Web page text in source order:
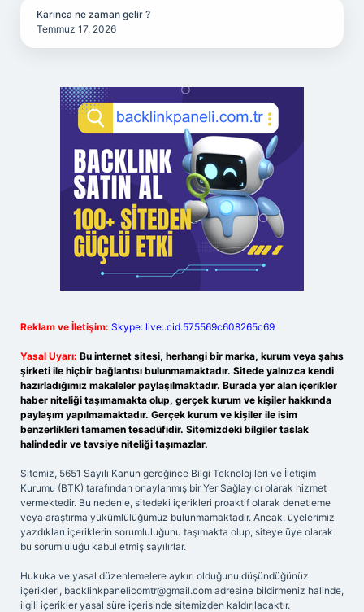
Karınca ne zaman gelir ?
Temmuz 17, 2026
Reklam ve İletişim: Skype: live:.cid.575569c608265c69
Yasal Uyarı: Bu internet sitesi, herhangi bir marka, kurum veya şahıs
şirketi ile hiçbir bağlantısı bulunmamaktadır. Sitede yalnızca kendi
hazırladığımız makaleler paylaşılmaktadır. Burada yer alan içerikler
haber niteliği taşımamakta olup, gerçek kurum ve kişiler hakkında
paylaşım yapılmamaktadır. Gerçek kurum ve kişiler ile isim
benzerlikleri tamamen tesadüfidir. Sitemizdeki bilgiler taslak
halindedir ve tavsiye niteliği taşımazlar.
Sitemiz, 5651 Sayılı Kanun gereğince Bilgi Teknolojileri ve İletişim
Kurumu (BTK) tarafından onaylanmış bir Yer Sağlayıcı olarak hizmet
vermektedir. Bu nedenle, sitedeki içerikleri proaktif olarak denetleme
veya araştırma yükümlülüğümüz bulunmamaktadır. Ancak, üyelerimiz
yazdıkları içeriklerin sorumluluğunu taşımakta olup, siteye üye olarak
bu sorumluluğu kabul etmiş sayılırlar.
Hukuka ve yasal düzenlemelere aykırı olduğunu düşündüğünüz
içerikleri, backlinkpanelicomtr@gmail.com adresine bildirmeniz halinde,
ilgili içerikler yasal süre içerisinde sitemizden kaldırılacaktır.